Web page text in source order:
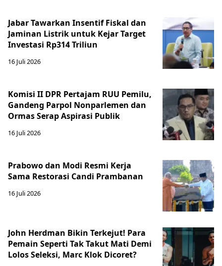
Jabar Tawarkan Insentif Fiskal dan
Jaminan Listrik untuk Kejar Target
Investasi Rp314 Triliun
16 Juli 2026
Komisi II DPR Pertajam RUU Pemilu,
Gandeng Parpol Nonparlemen dan
Ormas Serap Aspirasi Publik
16 Juli 2026
Prabowo dan Modi Resmi Kerja
Sama Restorasi Candi Prambanan
16 Juli 2026
John Herdman Bikin Terkejut! Para
Pemain Seperti Tak Takut Mati Demi
Lolos Seleksi, Marc Klok Dicoret?